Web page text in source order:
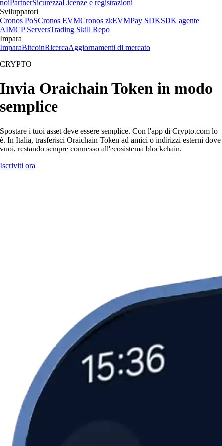
noiPartnerSicurezzaLicenze e registrazioni
Sviluppatori
Cronos PoSCronos EVMCronos zkEVMPay SDKSDK agente
AIMCP ServersTrading Skill Repo
Impara
ImparaBitcoinRicercaAggiornamenti di mercato
CRYPTO
Invia Oraichain Token in modo
semplice
Spostare i tuoi asset deve essere semplice. Con l'app di Crypto.com lo
è. In Italia, trasferisci Oraichain Token ad amici o indirizzi esterni dove
vuoi, restando sempre connesso all'ecosistema blockchain.
Iscriviti ora